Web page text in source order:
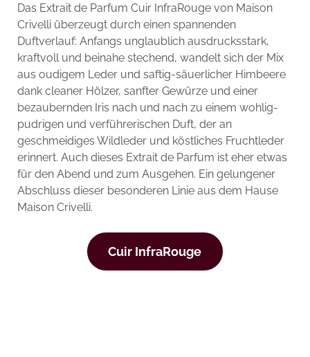
Das Extrait de Parfum Cuir InfraRouge von Maison
Crivelli überzeugt durch einen spannenden
Duftverlauf: Anfangs unglaublich ausdrucksstark,
kraftvoll und beinahe stechend, wandelt sich der Mix
aus oudigem Leder und saftig-säuerlicher Himbeere
dank cleaner Hölzer, sanfter Gewürze und einer
bezaubernden Iris nach und nach zu einem wohlig-
pudrigen und verführerischen Duft, der an
geschmeidiges Wildleder und köstliches Fruchtleder
erinnert. Auch dieses Extrait de Parfum ist eher etwas
für den Abend und zum Ausgehen. Ein gelungener
Abschluss dieser besonderen Linie aus dem Hause
Maison Crivelli.
Cuir InfraRouge